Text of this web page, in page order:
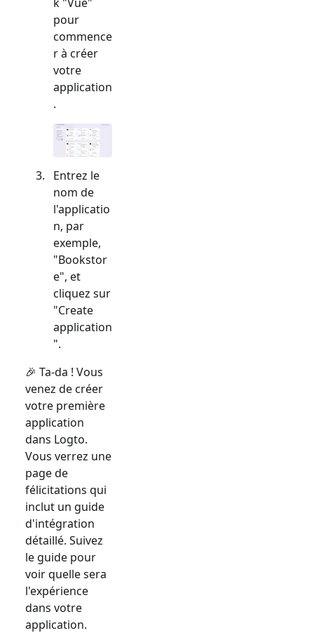
pour
commence
r à créer
votre
application
.
Entrez le
nom de
l'applicatio
n, par
exemple,
"Bookstor
e", et
cliquez sur
"Create
application
".
🎉 Ta-da ! Vous
venez de créer
votre première
application
dans Logto.
Vous verrez une
page de
félicitations qui
inclut un guide
d'intégration
détaillé. Suivez
le guide pour
voir quelle sera
l'expérience
dans votre
application.